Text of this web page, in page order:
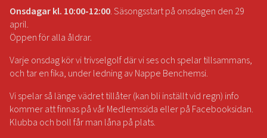
Onsdagar kl. 10:00-12:00. Säsongsstart på onsdagen den 29
april.
Öppen för alla åldrar.
Varje onsdag kör vi trivselgolf där vi ses och spelar tillsammans,
och tar en fika, under ledning av Nappe Benchemsi.
Vi spelar så länge vädret tillåter (kan bli inställt vid regn) info
kommer att finnas på vår Medlemssida eller på Facebooksidan.
Klubba och boll får man låna på plats.